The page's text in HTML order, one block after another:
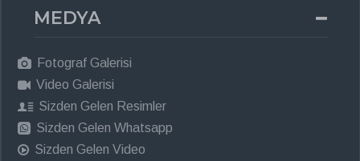
MEDYA
Fotograf Galerisi
Video Galerisi
Sizden Gelen Resimler
Sizden Gelen Whatsapp
Sizden Gelen Video